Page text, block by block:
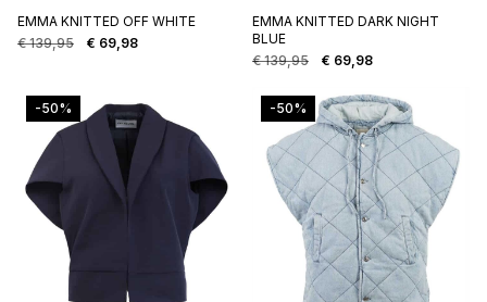
EMMA KNITTED OFF WHITE
€139,95
Oorspronkelijke
€ 139,95.
€ 69,98
Huidige
€ 69,98.
EMMA KNITTED DARK NIGHT
BLUE
€139,95
Oorspronkelijke
was:
€ 139,95.
€ 69,98
Huidige
€ 69,98.
-50% -50%